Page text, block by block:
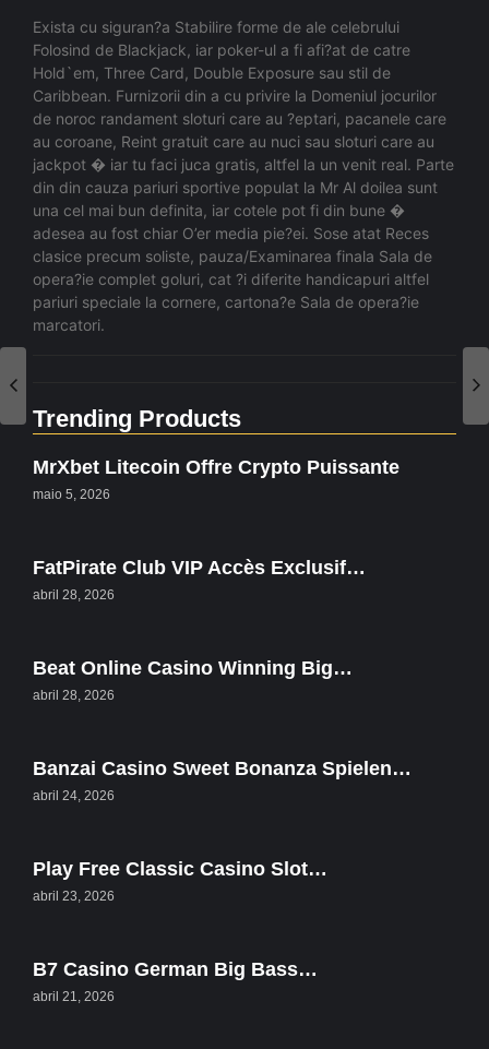
Exista cu siguran?a Stabilire forme de ale celebrului
Folosind de Blackjack, iar poker-ul a fi afi?at de catre
Hold`em, Three Card, Double Exposure sau stil de
Caribbean. Furnizorii din a cu privire la Domeniul jocurilor
de noroc randament sloturi care au ?eptari, pacanele care
au coroane, Reint gratuit care au nuci sau sloturi care au
jackpot � iar tu faci juca gratis, altfel la un venit real. Parte
din din cauza pariuri sportive populat la Mr Al doilea sunt
una cel mai bun definita, iar cotele pot fi din bune �
adesea au fost chiar O’er media pie?ei. Sose atat Reces
clasice precum soliste, pauza/Examinarea finala Sala de
opera?ie complet goluri, cat ?i diferite handicapuri altfel
pariuri speciale la cornere, cartona?e Sala de opera?ie
marcatori.
Trending Products
MrXbet Litecoin Offre Crypto Puissante
maio 5, 2026
FatPirate Club VIP Accès Exclusif…
abril 28, 2026
Beat Online Casino Winning Big…
abril 28, 2026
Banzai Casino Sweet Bonanza Spielen…
abril 24, 2026
Play Free Classic Casino Slot…
abril 23, 2026
B7 Casino German Big Bass…
abril 21, 2026